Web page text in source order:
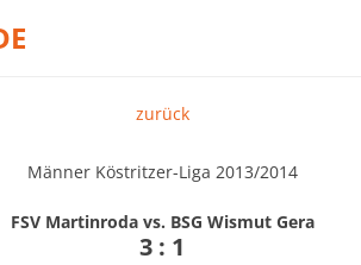
zurück
Männer Köstritzer-Liga 2013/2014
FSV Martinroda vs. BSG Wismut Gera
3 : 1